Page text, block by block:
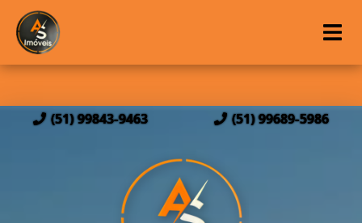
(51) 99843-9463 (51) 99689-5986